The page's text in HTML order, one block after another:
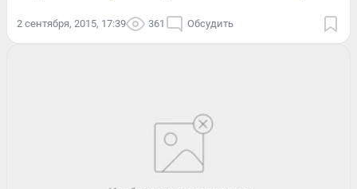
2 сентября, 2015, 17:39 361 Обсудить